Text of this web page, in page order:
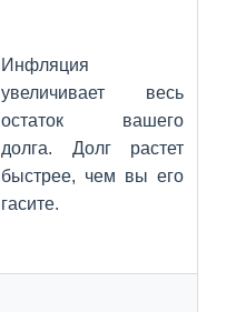
Инфляция
увеличивает весь
остаток вашего
долга. Долг растет
быстрее, чем вы его
гасите.